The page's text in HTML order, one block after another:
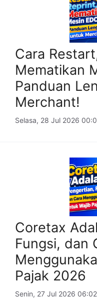
Cara
Mematikan
Panduan
Merchant!
Selasa, 28 Jul 2026
Coretax
Fungsi, dan
Pajak 2026
Senin, 27 Jul 2026